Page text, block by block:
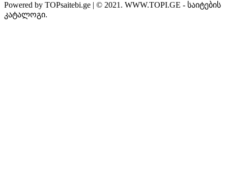
Powered by TOPsaitebi.ge | © 2021. WWW.TOPI.GE - საიტების
კატალოგი.